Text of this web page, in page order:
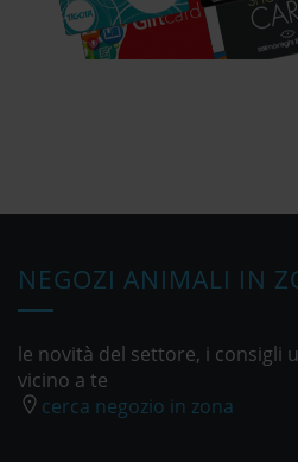
NEGOZI ANIMALI IN
le novità del settore, i consigli
vicino a te
cerca negozio in zona